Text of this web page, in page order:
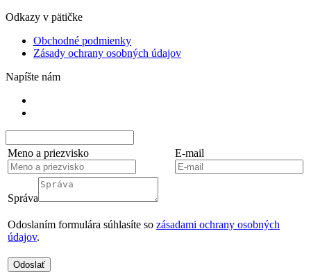
Odkazy v pätičke
Obchodné podmienky
Zásady ochrany osobných údajov
Napíšte nám
Meno a priezvisko E-mail
Správa
Odoslaním formulára súhlasíte so zásadami ochrany osobných
údajov.
Odoslať